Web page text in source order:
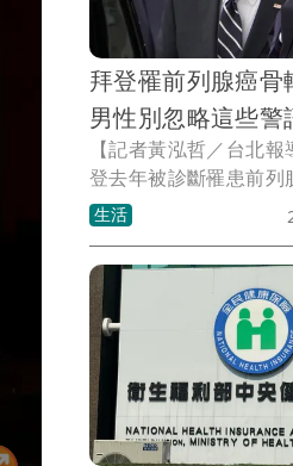
拜登罹前列腺癌
男性別忽略這些警
【記者黃泓哲／台北
登去年被診斷罹患前列
特透露，癌細胞已擴散
度引發外界對前列腺癌
出，前列腺癌是男性
於50歲以上族群，部
關。如果父親或兄弟
險可能提高2倍以上；
病，風險還會進一步增
炎、攝護腺炎、高脂
提高罹癌機率。
生活